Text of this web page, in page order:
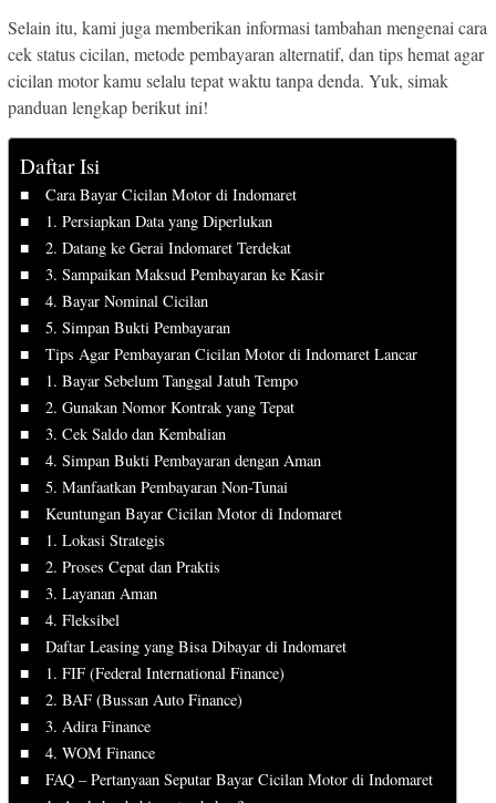
Selain itu, kami juga memberikan informasi tambahan mengenai cara
cek status cicilan, metode pembayaran alternatif, dan tips hemat agar
cicilan motor kamu selalu tepat waktu tanpa denda. Yuk, simak
panduan lengkap berikut ini!
Daftar Isi
Cara Bayar Cicilan Motor di Indomaret
1. Persiapkan Data yang Diperlukan
2. Datang ke Gerai Indomaret Terdekat
3. Sampaikan Maksud Pembayaran ke Kasir
4. Bayar Nominal Cicilan
5. Simpan Bukti Pembayaran
Tips Agar Pembayaran Cicilan Motor di Indomaret Lancar
1. Bayar Sebelum Tanggal Jatuh Tempo
2. Gunakan Nomor Kontrak yang Tepat
3. Cek Saldo dan Kembalian
4. Simpan Bukti Pembayaran dengan Aman
5. Manfaatkan Pembayaran Non-Tunai
Keuntungan Bayar Cicilan Motor di Indomaret
1. Lokasi Strategis
2. Proses Cepat dan Praktis
3. Layanan Aman
4. Fleksibel
Daftar Leasing yang Bisa Dibayar di Indomaret
1. FIF (Federal International Finance)
2. BAF (Bussan Auto Finance)
3. Adira Finance
4. WOM Finance
FAQ – Pertanyaan Seputar Bayar Cicilan Motor di Indomaret